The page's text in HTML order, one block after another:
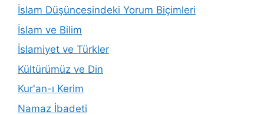
İslam Düşüncesindeki Yorum Biçimleri
İslam ve Bilim
İslamiyet ve Türkler
Kültürümüz ve Din
Kur'an-ı Kerim
Namaz İbadeti